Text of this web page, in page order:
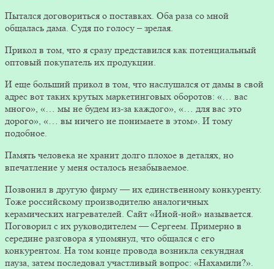
Пытался договориться о поставках. Оба раза со мной
общалась дама. Судя по голосу – зрелая.
Прикол в том, что я сразу представился как потенциальный
оптовый покупатель их продукции.
И еще больший прикол в том, что наслушался от дамы в свой
адрес вот таких крутых маркетинговых оборотов: «… вас
много», «… мы не будем из-за каждого», «… для вас это
дорого», «… вы ничего не понимаете в этом». И тому
подобное.
Память человека не хранит долго плохое в деталях, но
впечатление у меня осталось незабываемое.
Позвонил в другую фирму — их единственному конкуренту.
Тоже российскому производителю аналогичных
керамических нагревателей. Сайт «Иной-ной» называется.
Поговорил с их руководителем — Сергеем. Примерно в
середине разговора я упомянул, что общался с его
конкурентом. На том конце провода возникла секундная
пауза, затем последовал участливый вопрос: «Нахамили?».